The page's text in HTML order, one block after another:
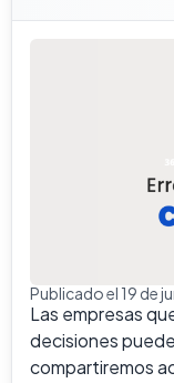
Publicado el 19 de
Las empresas
decisiones
compartiremos